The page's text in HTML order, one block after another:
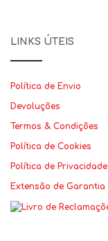
LINKS ÚTEIS
Política de Envio
Devoluções
Termos & Condições
Política de Cookies
Política de Privacidade
Extensão de Garantia